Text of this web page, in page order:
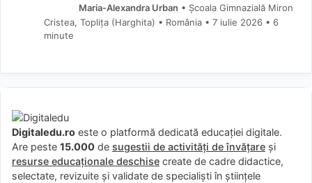
Maria-Alexandra Urban • Școala Gimnazială Miron
Cristea, Toplița (Harghita) • România
7 iulie 2026 • 6
minute
Digitaledu.ro este o platformă dedicată educației digitale.
Are peste 15.000 de sugestii de activități de învățare și
resurse educaționale deschise create de cadre didactice,
selectate, revizuite și validate de specialiști în științele